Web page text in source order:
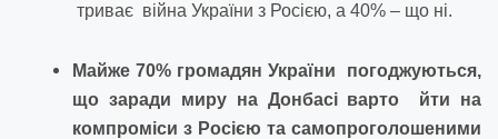
триває війна України з Росією, а 40% – що ні.
Майже 70% громадян України погоджуються,
що заради миру на Донбасі варто йти на
компроміси з Росією та самопроголошеними